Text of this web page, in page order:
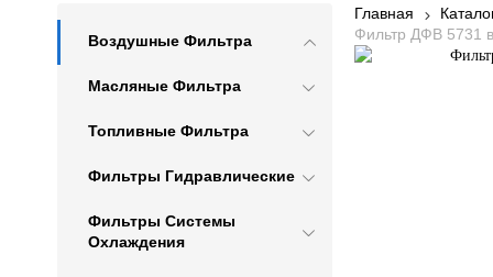
Воздушные Фильтра
Масляные Фильтра
Топливные Фильтра
Фильтры Гидравлические
Фильтры Системы
Охлаждения
Главная
Фильтр ДФВ 5731